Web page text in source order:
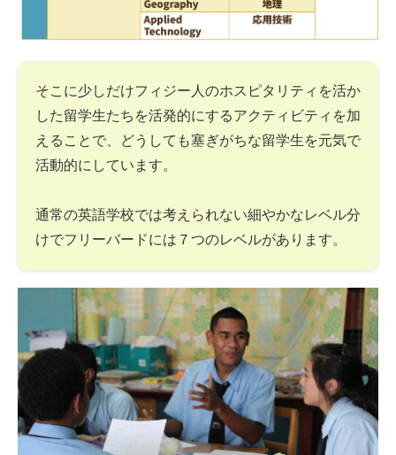
そこに少しだけフィジー人のホスピタリティを活か
した留学生たちを活発的にするアクティビティを加
えることで、どうしても塞ぎがちな留学生を元気で
活動的にしています。
通常の英語学校では考えられない細やかなレベル分
けでフリーバードには７つのレベルがあります。